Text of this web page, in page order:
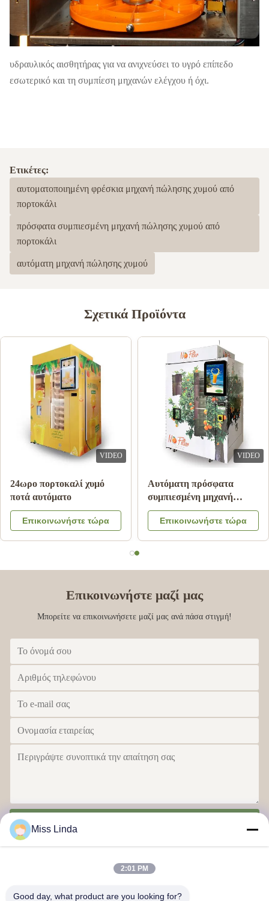
υδραυλικός αισθητήρας για να ανιχνεύσει το υγρό επίπεδο
εσωτερικό και τη συμπίεση μηχανών ελέγχου ή όχι.
Ετικέτες:
αυτοματοποιημένη φρέσκια μηχανή πώλησης χυμού από
πορτοκάλι
πρόσφατα συμπιεσμένη μηχανή πώλησης χυμού από
πορτοκάλι
αυτόματη μηχανή πώλησης χυμού
Σχετικά Προϊόντα
VIDEO
24ωρο πορτοκαλί χυμό
ποτά αυτόματο
Επικοινωνήστε τώρα
Αυτόματη πρόσφατα
συμπιεσμένη μηχανή
πώλησης χυμού από
πορτοκάλι για εμπορικό
Επικοινωνήστε τώρα
Επικοινωνήστε μαζί μας
Μπορείτε να επικοινωνήσετε μαζί μας ανά πάσα στιγμή!
Miss Linda
2:01 PM
Good day, what product are you looking for?